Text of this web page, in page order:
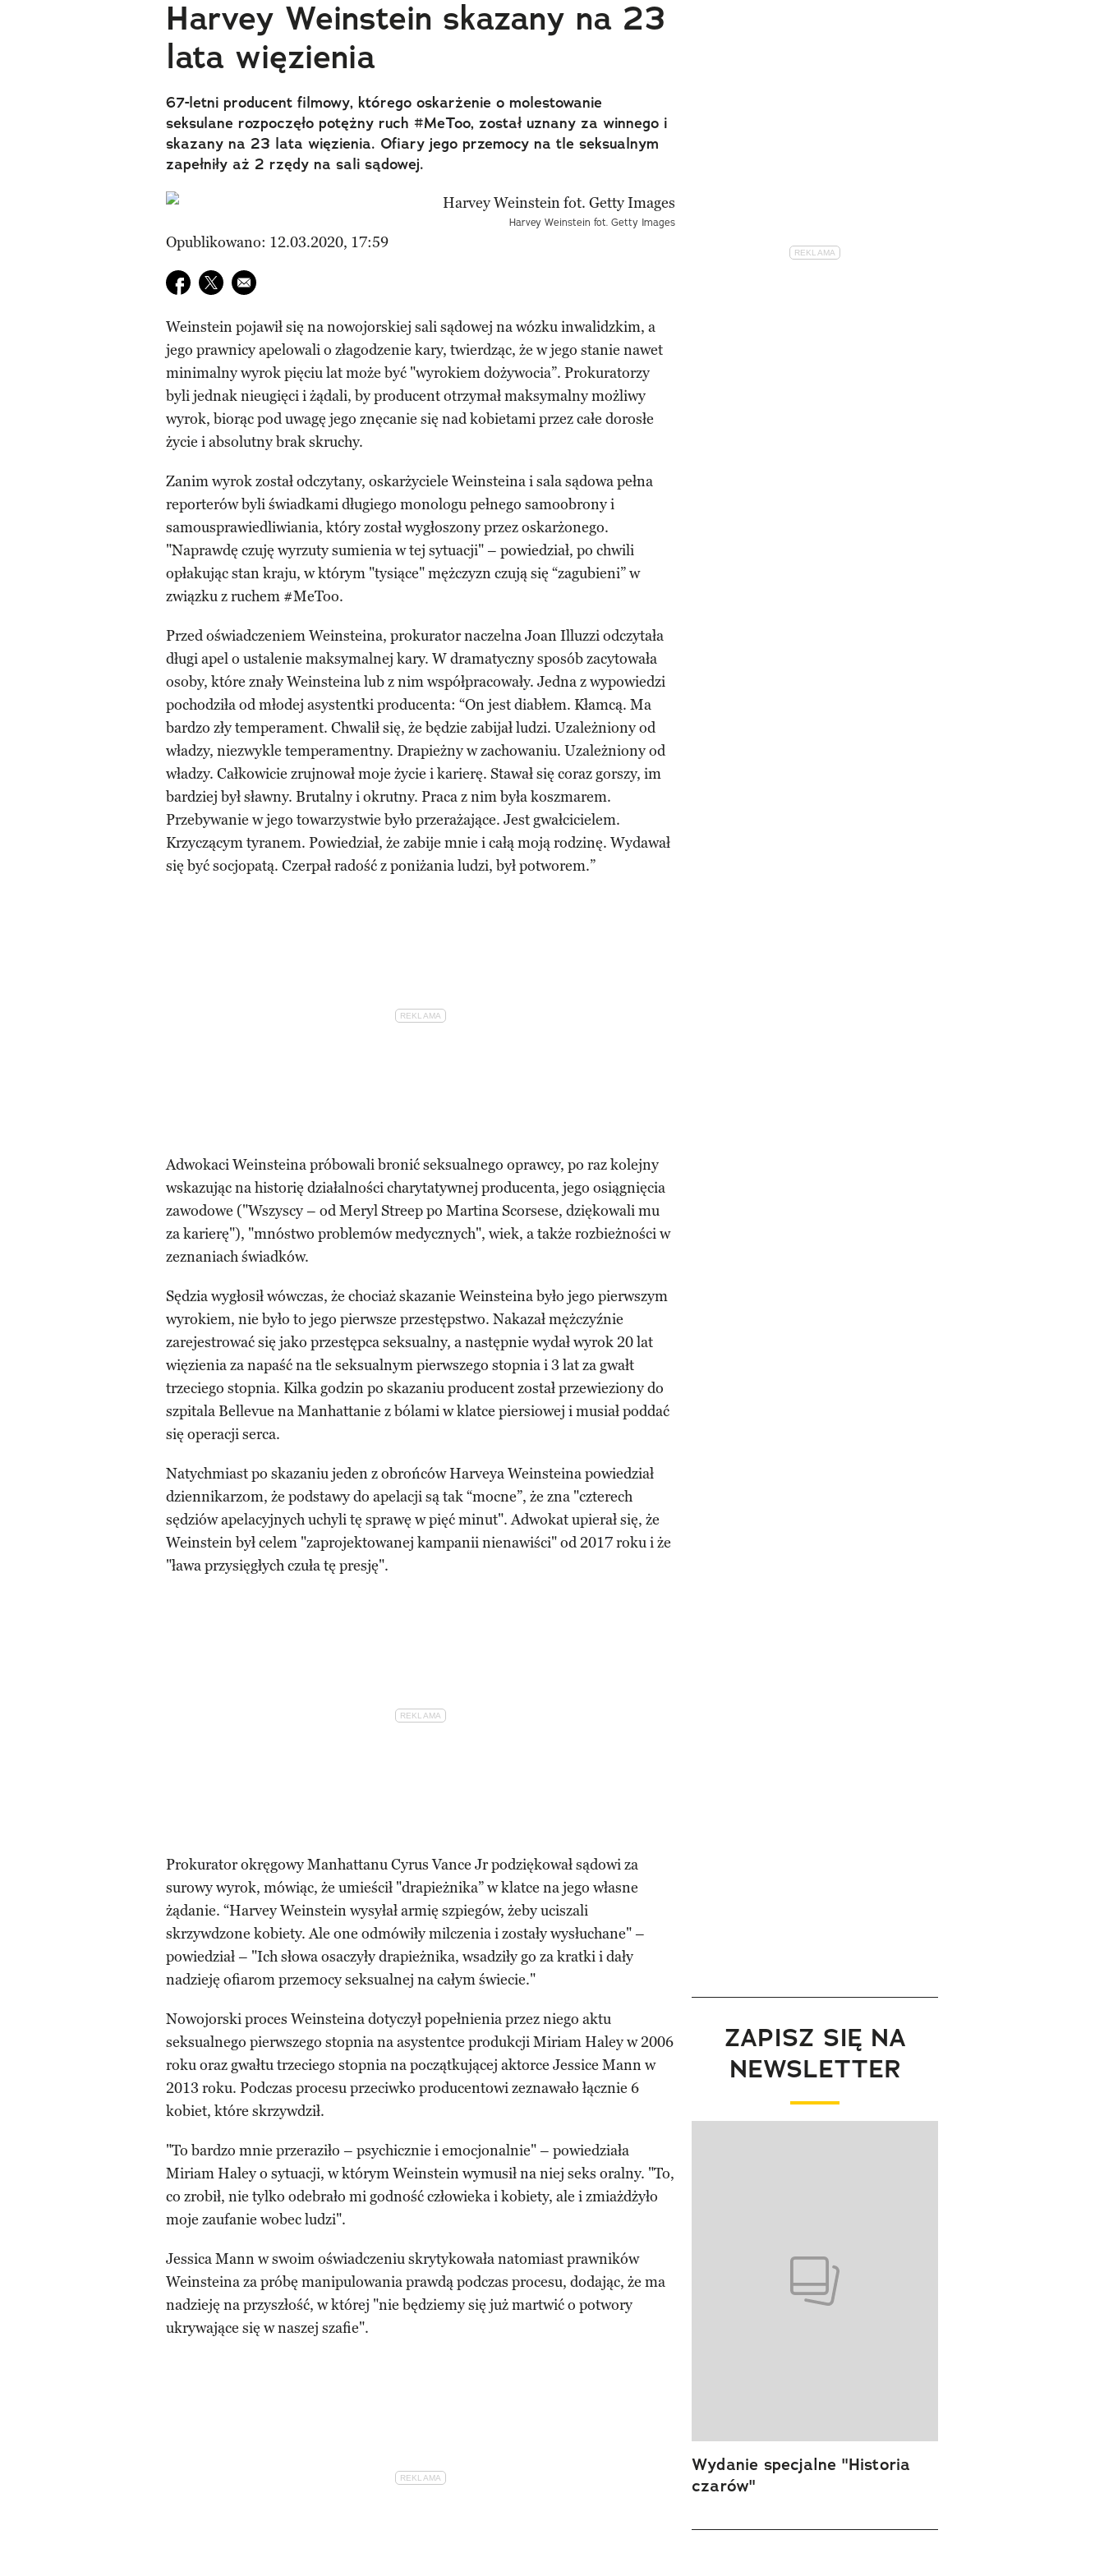
Harvey Weinstein skazany na 23
lata więzienia
67-letni producent filmowy, którego oskarżenie o molestowanie
seksulane rozpoczęło potężny ruch #MeToo, został uznany za winnego i
skazany na 23 lata więzienia. Ofiary jego przemocy na tle seksualnym
zapełniły aż 2 rzędy na sali sądowej.
Harvey Weinstein fot. Getty Images
Opublikowano: 12.03.2020, 17:59
Udostępnij na facebook
Udostępnij na twitter
E-mail do przyjaciela
Weinstein pojawił się na nowojorskiej sali sądowej na wózku inwalidzkim, a
jego prawnicy apelowali o złagodzenie kary, twierdząc, że w jego stanie nawet
minimalny wyrok pięciu lat może być "wyrokiem dożywocia”. Prokuratorzy
byli jednak nieugięci i żądali, by producent otrzymał maksymalny możliwy
wyrok, biorąc pod uwagę jego znęcanie się nad kobietami przez całe dorosłe
życie i absolutny brak skruchy.
Zanim wyrok został odczytany, oskarżyciele Weinsteina i sala sądowa pełna
reporterów byli świadkami długiego monologu pełnego samoobrony i
samousprawiedliwiania, który został wygłoszony przez oskarżonego.
"Naprawdę czuję wyrzuty sumienia w tej sytuacji" – powiedział, po chwili
opłakując stan kraju, w którym "tysiące" mężczyzn czują się “zagubieni” w
związku z ruchem #MeToo.
Przed oświadczeniem Weinsteina, prokurator naczelna Joan Illuzzi odczytała
długi apel o ustalenie maksymalnej kary. W dramatyczny sposób zacytowała
osoby, które znały Weinsteina lub z nim współpracowały. Jedna z wypowiedzi
pochodziła od młodej asystentki producenta: “On jest diabłem. Kłamcą. Ma
bardzo zły temperament. Chwalił się, że będzie zabijał ludzi. Uzależniony od
władzy, niezwykle temperamentny. Drapieżny w zachowaniu. Uzależniony od
władzy. Całkowicie zrujnował moje życie i karierę. Stawał się coraz gorszy, im
bardziej był sławny. Brutalny i okrutny. Praca z nim była koszmarem.
Przebywanie w jego towarzystwie było przerażające. Jest gwałcicielem.
Krzyczącym tyranem. Powiedział, że zabije mnie i całą moją rodzinę. Wydawał
się być socjopatą. Czerpał radość z poniżania ludzi, był potworem.”
Adwokaci Weinsteina próbowali bronić seksualnego oprawcy, po raz kolejny
wskazując na historię działalności charytatywnej producenta, jego osiągnięcia
zawodowe ("Wszyscy – od Meryl Streep po Martina Scorsese, dziękowali mu
za karierę"), "mnóstwo problemów medycznych", wiek, a także rozbieżności w
zeznaniach świadków.
Sędzia wygłosił wówczas, że chociaż skazanie Weinsteina było jego pierwszym
wyrokiem, nie było to jego pierwsze przestępstwo. Nakazał mężczyźnie
zarejestrować się jako przestępca seksualny, a następnie wydał wyrok 20 lat
więzienia za napaść na tle seksualnym pierwszego stopnia i 3 lat za gwałt
trzeciego stopnia. Kilka godzin po skazaniu producent został przewieziony do
szpitala Bellevue na Manhattanie z bólami w klatce piersiowej i musiał poddać
się operacji serca.
Natychmiast po skazaniu jeden z obrońców Harveya Weinsteina powiedział
dziennikarzom, że podstawy do apelacji są tak “mocne”, że zna "czterech
sędziów apelacyjnych uchyli tę sprawę w pięć minut". Adwokat upierał się, że
Weinstein był celem "zaprojektowanej kampanii nienawiści" od 2017 roku i że
"ława przysięgłych czuła tę presję".
Prokurator okręgowy Manhattanu Cyrus Vance Jr podziękował sądowi za
surowy wyrok, mówiąc, że umieścił "drapieżnika” w klatce na jego własne
żądanie. “Harvey Weinstein wysyłał armię szpiegów, żeby uciszali
skrzywdzone kobiety. Ale one odmówiły milczenia i zostały wysłuchane" –
powiedział – "Ich słowa osaczyły drapieżnika, wsadziły go za kratki i dały
nadzieję ofiarom przemocy seksualnej na całym świecie."
Nowojorski proces Weinsteina dotyczył popełnienia przez niego aktu
seksualnego pierwszego stopnia na asystentce produkcji Miriam Haley w 2006
roku oraz gwałtu trzeciego stopnia na początkującej aktorce Jessice Mann w
2013 roku. Podczas procesu przeciwko producentowi zeznawało łącznie 6
kobiet, które skrzywdził.
"To bardzo mnie przeraziło – psychicznie i emocjonalnie" – powiedziała
Miriam Haley o sytuacji, w którym Weinstein wymusił na niej seks oralny. "To,
co zrobił, nie tylko odebrało mi godność człowieka i kobiety, ale i zmiażdżyło
moje zaufanie wobec ludzi".
Jessica Mann w swoim oświadczeniu skrytykowała natomiast prawników
Weinsteina za próbę manipulowania prawdą podczas procesu, dodając, że ma
nadzieję na przyszłość, w której "nie będziemy się już martwić o potwory
ukrywające się w naszej szafie".
ZAPISZ SIĘ NA
NEWSLETTER
Wydanie specjalne "Historia
czarów"